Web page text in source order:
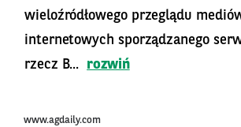
wieloźródłowego przeglądu
internetowych sporządzanego
rzecz B...
rozwiń
www.agdaily.com